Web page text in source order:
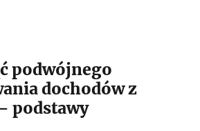
podwójnego
dochodów z
podstawy